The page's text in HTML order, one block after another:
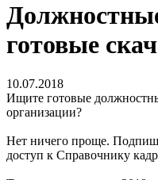
готовые
10.07.2018
Ищите готовые
организации?
Нет ничего проще.
доступ к Справочнику